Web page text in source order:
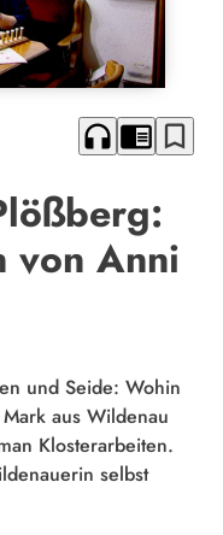
headphones chrome_reader_mode bookmark_border
von Anni
und Seide: Wohin
aus Wildenau
Klosterarbeiten.
selbst